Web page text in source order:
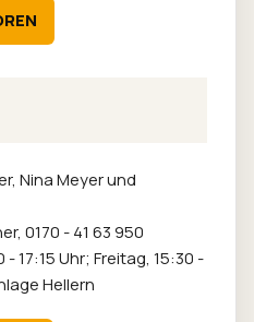
Nina Meyer und
0170 - 41 63 950
17:15 Uhr; Freitag, 15:30 -
Hellern